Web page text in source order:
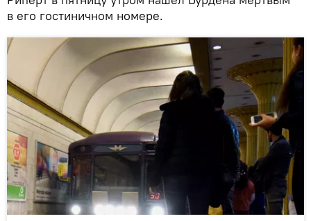
в его гостиничном номере.